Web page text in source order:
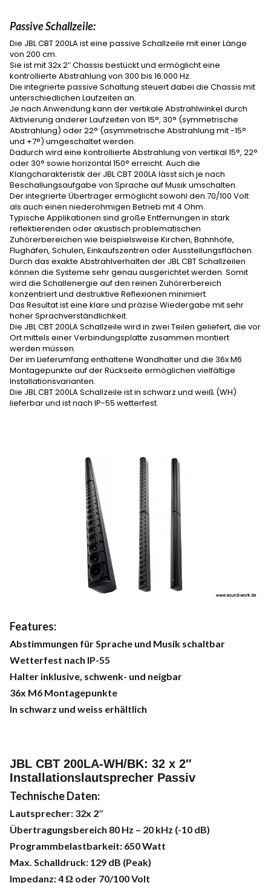
Passive Schallzeile:
Die JBL CBT 200LA ist eine passive Schallzeile mit einer Länge
von 200 cm.
Sie ist mit 32x 2″ Chassis bestückt und ermöglicht eine
kontrollierte Abstrahlung von 300 bis 16.000 Hz.
Die integrierte passive Schaltung steuert dabei die Chassis mit
unterschiedlichen Laufzeiten an.
Je nach Anwendung kann der vertikale Abstrahlwinkel durch
Aktivierung anderer Laufzeiten von 15°, 30° (symmetrische
Abstrahlung) oder 22° (asymmetrische Abstrahlung mit -15°
und +7°) umgeschaltet werden.
Dadurch wird eine kontrollierte Abstrahlung von vertikal 15°, 22°
oder 30° sowie horizontal 150° erreicht. Auch die
Klangcharakteristik der JBL CBT 200LA lässt sich je nach
Beschallungsaufgabe von Sprache auf Musik umschalten.
Der integrierte Übertrager ermöglicht sowohl den 70/100 Volt
als auch einen niederohmigen Betrieb mit 4 Ohm.
Typische Applikationen sind große Entfernungen in stark
reflektierenden oder akustisch problematischen
Zuhörerbereichen wie beispielsweise Kirchen, Bahnhöfe,
Flughäfen, Schulen, Einkaufszentren oder Ausstellungsflächen.
Durch das exakte Abstrahlverhalten der JBL CBT Schallzeilen
können die Systeme sehr genau ausgerichtet werden. Somit
wird die Schallenergie auf den reinen Zuhörerbereich
konzentriert und destruktive Reflexionen minimiert.
Das Resultat ist eine klare und präzise Wiedergabe mit sehr
hoher Sprachverständlichkeit.
Die JBL CBT 200LA Schallzeile wird in zwei Teilen geliefert, die vor
Ort mittels einer Verbindungsplatte zusammen montiert
werden müssen.
Der im Lieferumfang enthaltene Wandhalter und die 36x M6
Montagepunkte auf der Rückseite ermöglichen vielfältige
Installationsvarianten.
Die JBL CBT 200LA Schallzeile ist in schwarz und weiß (WH)
lieferbar und ist nach IP-55 wetterfest.
Features:
Abstimmungen für Sprache und Musik schaltbar
Wetterfest nach IP-55
Halter inklusive, schwenk- und neigbar
36x M6 Montagepunkte
In schwarz und weiss erhältlich
JBL CBT 200LA-WH/BK: 32 x 2″
Installationslautsprecher Passiv
Technische Daten:
Lautsprecher: 32x 2″
Übertragungsbereich 80 Hz – 20 kHz (-10 dB)
Programmbelastbarkeit: 650 Watt
Max. Schalldruck: 129 dB (Peak)
Impedanz: 4 Ω oder 70/100 Volt